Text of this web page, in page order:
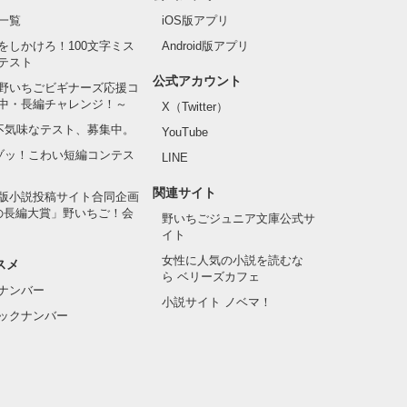
覧
しかけろ！100文字ミス
スト
いちごビギナーズ応援コ
・長編チャレンジ！～
味なテスト、募集中。
ッ！こわい短編コンテス
小説投稿サイト合同企画
長編大賞」野いちご！会
メ
ンバー
クナンバー
iOS版アプリ
Android版アプリ
公式アカウント
X（Twitter）
YouTube
LINE
関連サイト
野いちごジュニア文庫公式サ
イト
女性に人気の小説を読むな
ら ベリーズカフェ
小説サイト ノベマ！